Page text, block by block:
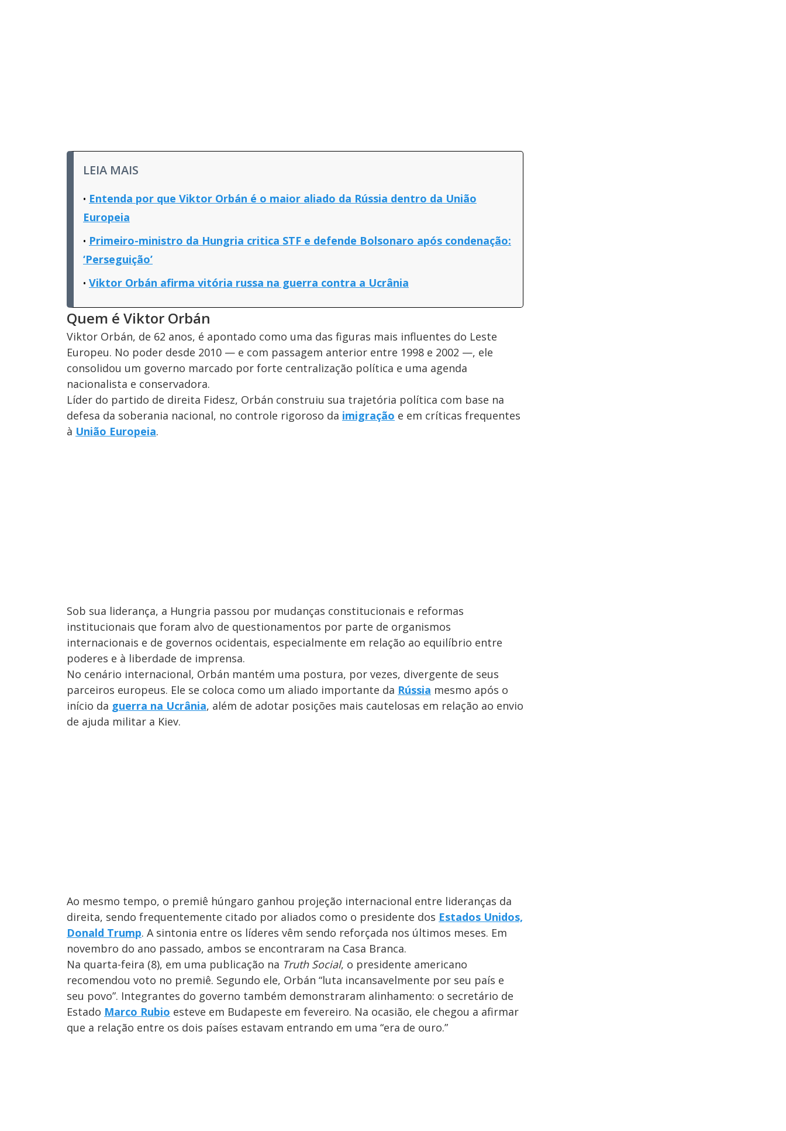
LEIA MAIS
Entenda por que Viktor Orbán é o maior aliado da Rússia dentro da União
Europeia
Primeiro-ministro da Hungria critica STF e defende Bolsonaro após condenação:
‘Perseguição’
Viktor Orbán afirma vitória russa na guerra contra a Ucrânia
Quem é Viktor Orbán
Viktor Orbán, de 62 anos, é apontado como uma das figuras mais influentes do Leste
Europeu. No poder desde 2010 — e com passagem anterior entre 1998 e 2002 —, ele
consolidou um governo marcado por forte centralização política e uma agenda
nacionalista e conservadora.
Líder do partido de direita Fidesz, Orbán construiu sua trajetória política com base na
defesa da soberania nacional, no controle rigoroso da imigração e em críticas frequentes
à União Europeia.
Sob sua liderança, a Hungria passou por mudanças constitucionais e reformas
institucionais que foram alvo de questionamentos por parte de organismos
internacionais e de governos ocidentais, especialmente em relação ao equilíbrio entre
poderes e à liberdade de imprensa.
No cenário internacional, Orbán mantém uma postura, por vezes, divergente de seus
parceiros europeus. Ele se coloca como um aliado importante da Rússia mesmo após o
início da guerra na Ucrânia, além de adotar posições mais cautelosas em relação ao envio
de ajuda militar a Kiev.
Ao mesmo tempo, o premiê húngaro ganhou projeção internacional entre lideranças da
direita, sendo frequentemente citado por aliados como o presidente dos Estados Unidos,
Donald Trump. A sintonia entre os líderes vêm sendo reforçada nos últimos meses. Em
novembro do ano passado, ambos se encontraram na Casa Branca.
Na quarta-feira (8), em uma publicação na Truth Social, o presidente americano
recomendou voto no premiê. Segundo ele, Orbán “luta incansavelmente por seu país e
seu povo”. Integrantes do governo também demonstraram alinhamento: o secretário de
Estado Marco Rubio esteve em Budapeste em fevereiro. Na ocasião, ele chegou a afirmar
que a relação entre os dois países estavam entrando em uma “era de ouro.”